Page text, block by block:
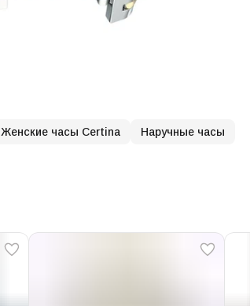
Женские часы Certina Наручные часы